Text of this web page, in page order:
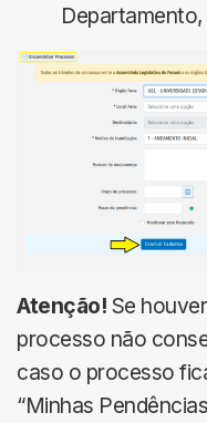
Atenção! Se
processo não
caso o processo
“Minhas